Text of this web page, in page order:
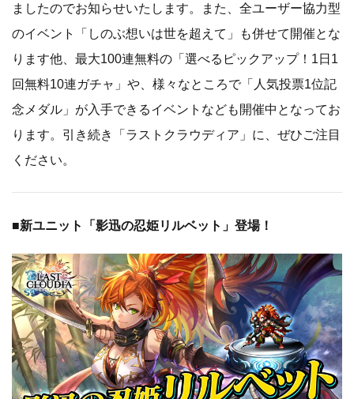
ましたのでお知らせいたします。また、全ユーザー協力型
のイベント「しのぶ想いは世を超えて」も併せて開催とな
ります他、最大100連無料の「選べるピックアップ！1日1
回無料10連ガチャ」や、様々なところで「人気投票1位記
念メダル」が入手できるイベントなども開催中となってお
ります。引き続き「ラストクラウディア」に、ぜひご注目
ください。
■新ユニット「影迅の忍姫リルベット」登場！